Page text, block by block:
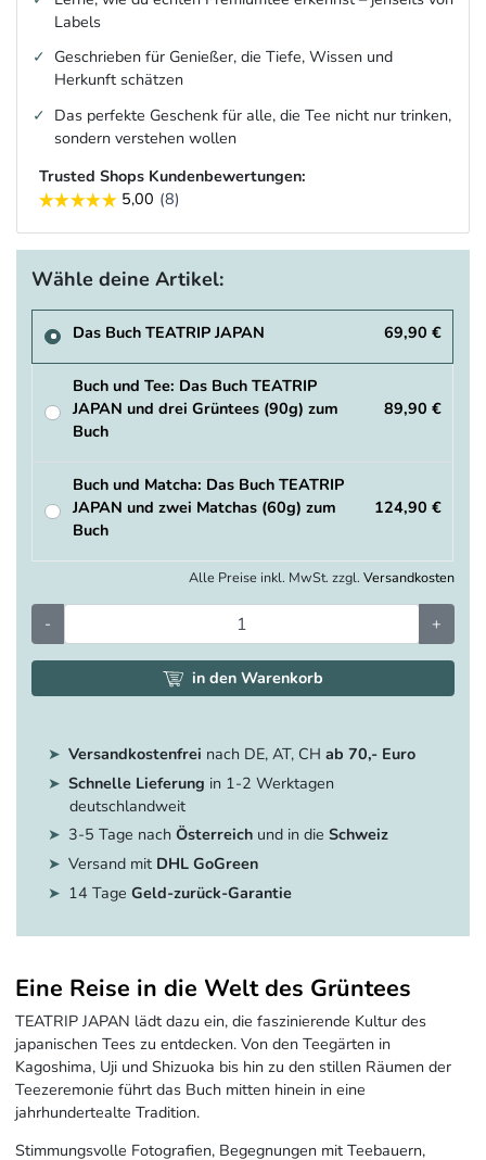
Labels
Geschrieben für Genießer, die Tiefe, Wissen und
Herkunft schätzen
Das perfekte Geschenk für alle, die Tee nicht nur trinken,
sondern verstehen wollen
Trusted Shops Kundenbewertungen:
Wähle deine Artikel:
Das Buch TEATRIP JAPAN 69,90 €
Buch und Tee: Das Buch TEATRIP
JAPAN und drei Grüntees (90g) zum
Buch
89,90 €
Buch und Matcha: Das Buch TEATRIP
JAPAN und zwei Matchas (60g) zum
Buch
124,90 €
Alle Preise inkl. MwSt. zzgl. Versandkosten
- +
in den Warenkorb
Versandkostenfrei nach DE, AT, CH ab 70,- Euro
Schnelle Lieferung in 1-2 Werktagen
deutschlandweit
3-5 Tage nach Österreichund in die Schweiz
Versand mit DHL GoGreen
14 Tage Geld-zurück-Garantie
Eine Reise in die Welt des Grüntees
TEATRIP JAPAN lädt dazu ein, die faszinierende Kultur des
japanischen Tees zu entdecken. Von den Teegärten in
Kagoshima, Uji und Shizuoka bis hin zu den stillen Räumen der
Teezeremonie führt das Buch mitten hinein in eine
jahrhundertealte Tradition.
Stimmungsvolle Fotografien, Begegnungen mit Teebauern,